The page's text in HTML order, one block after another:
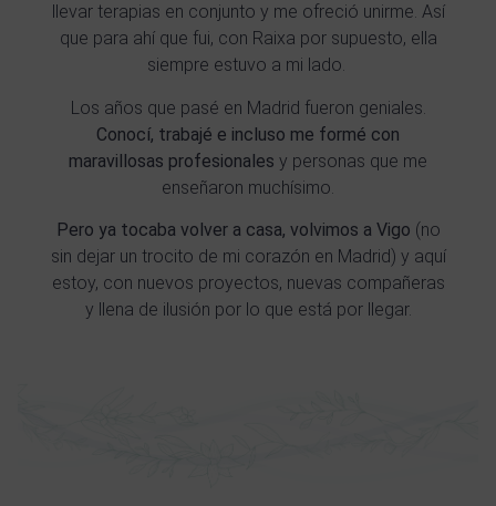
llevar terapias en conjunto y me ofreció unirme. Así
que para ahí que fui, con Raixa por supuesto, ella
siempre estuvo a mi lado.
Los años que pasé en Madrid fueron geniales.
Conocí, trabajé e incluso me formé con
maravillosas profesionales y personas que me
enseñaron muchísimo.
Pero ya tocaba volver a casa, volvimos a Vigo (no
sin dejar un trocito de mi corazón en Madrid) y aquí
estoy, con nuevos proyectos, nuevas compañeras
y llena de ilusión por lo que está por llegar.